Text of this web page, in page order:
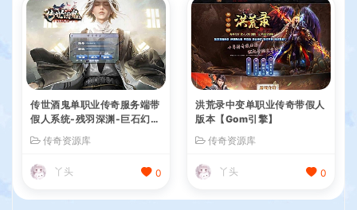
传世酒鬼单职业传奇服务端带
假人系统-残羽深渊-巨石幻
传奇资源库
丫头 0
洪荒录中变单职业传奇带假人
版本【Gom引擎】
传奇资源库
丫头 0